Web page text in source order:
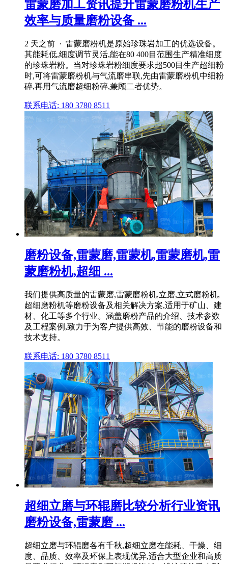
雷蒙磨加工资讯提升雷蒙磨粉机生产
效率与质量磨粉设备 ...
2 天之前 · 雷蒙磨粉机是原始珍珠岩加工的优选设备。
其能耗低,细度调节灵活,能在80 400目范围生产精准细度
的珍珠岩粉。当对珍珠岩粉细度要求超500目生产超细粉
时,可将雷蒙磨粉机与气流磨串联,先由雷蒙磨粉机中细粉
碎,再用气流磨超细粉碎,兼顾二者优势。
联系电话: 180 3780 8511
磨粉设备,雷蒙磨,雷蒙机,雷蒙磨机,雷
蒙磨粉机,超细 ...
我们提供高质量的雷蒙磨,雷蒙磨粉机,立磨,立式磨粉机,
超细磨粉机等磨粉设备及相关解决方案,适用于矿山、建
材、化工等多个行业。涵盖磨粉产品的介绍、技术参数
及工程案例,致力于为客户提供高效、节能的磨粉设备和
技术支持。
联系电话: 180 3780 8511
超细立磨与环辊磨比较分析行业资讯
磨粉设备,雷蒙磨 ...
超细立磨与环辊磨各有千秋,超细立磨在能耗、干燥、细
度、品质、效率及环保上表现优异,适合大型企业和高质